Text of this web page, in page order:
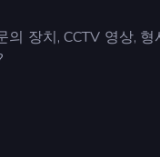
장치, CCTV 영상,